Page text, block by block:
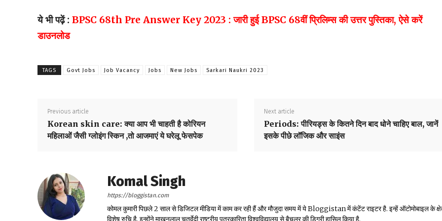
ये भी पढ़ें : BPSC 68th Pre Answer Key 2023 : जारी हुई BPSC 68वीं प्रिलिम्स की उत्तर पुस्तिका, ऐसे करें
डाउनलोड
TAGS Govt Jobs Job Vacancy Jobs New Jobs Sarkari Naukri 2023
Previous article
Korean skin care: क्या आप भी चाहती है कोरियन
महिलाओं जैसी ग्लोइंग स्किन ,तो आजमाएं ये घरेलू फेसपेक
Next article
Periods: पीरियड्स के कितने दिन बाद धोने चाहिए बाल, जानें
इसके पीछे लॉजिक और साइंस
Komal Singh
https://bloggistan.com
कोमल कुमारी पिछले 2 साल से डिजिटल मीडिया में काम कर रही हैं और मौजुदा समय में ये Bloggistan में कंटेंट राइटर है. इन्हें ऑटोमोबाइल के
विशेष रुचि है. इन्होंने माखनलाल चतुर्वेदी राष्ट्रीय पत्रकारिता विश्वविद्यालय से बैचलर की डिग्री हासिल किया है.